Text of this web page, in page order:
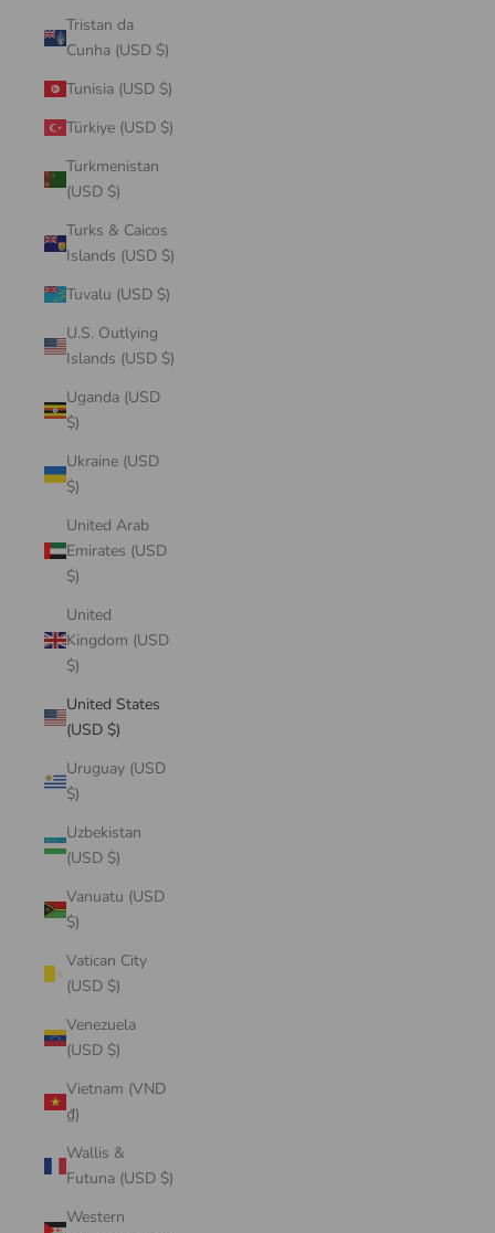
Tristan da
Cunha (USD $)
Tunisia (USD $)
Türkiye (USD $)
Turkmenistan
(USD $)
Turks & Caicos
Islands (USD $)
Tuvalu (USD $)
U.S. Outlying
Islands (USD $)
Uganda (USD
$)
Ukraine (USD
$)
United Arab
Emirates (USD
$)
United
Kingdom (USD
$)
United States
(USD $)
Uruguay (USD
$)
Uzbekistan
(USD $)
Vanuatu (USD
$)
Vatican City
(USD $)
Venezuela
(USD $)
Vietnam (VND
₫)
Wallis &
Futuna (USD $)
Western